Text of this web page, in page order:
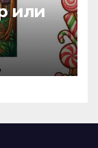
или